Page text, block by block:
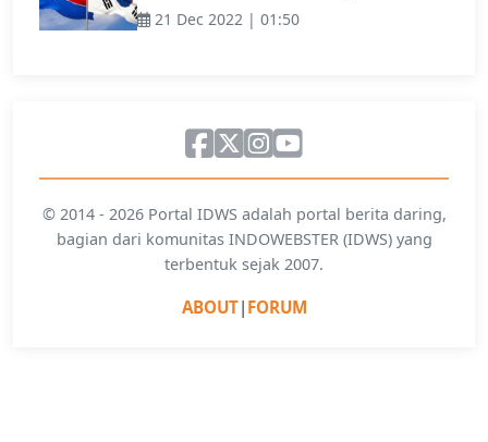
21 Dec 2022 | 01:50
© 2014 - 2026 Portal IDWS adalah portal berita daring,
bagian dari komunitas INDOWEBSTER (IDWS) yang
terbentuk sejak 2007.
ABOUT| FORUM